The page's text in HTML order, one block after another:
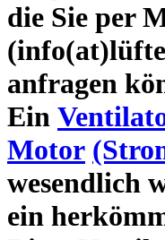
die Sie per
anfragen
Ein
Motor
wesendlich
ein